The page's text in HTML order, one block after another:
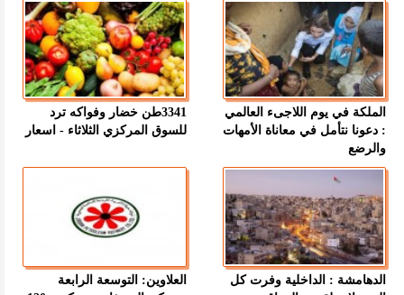
الملكة في يوم اللاجىء العالمي
: دعونا نتأمل في معاناة الأمهات
والرضع
3341طن خضار وفواكه ترد
للسوق المركزي الثلاثاء - اسعار
الدهامشة : الداخلية وفرت كل
العلاوين: التوسعة الرابعة